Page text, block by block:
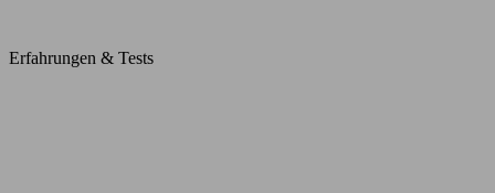
Erfahrungen & Tests